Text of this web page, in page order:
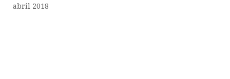
abril 2018